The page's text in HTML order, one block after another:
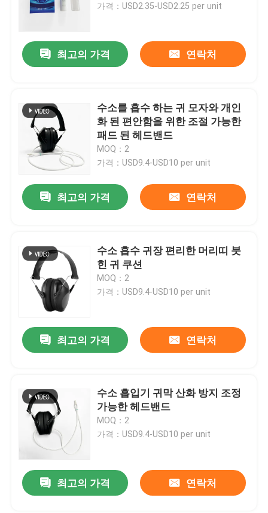
가격：USD2.35-USD2.25 per unit
최고의 가격 연락처
수소를 흡수 하는 귀 모자와 개인
화 된 편안함을 위한 조절 가능한
패드 된 헤드밴드
MOQ：2
가격：USD9.4-USD10 per unit
최고의 가격 연락처
수소 흡수 귀장 편리한 머리띠 붓
힌 귀 쿠션
MOQ：2
가격：USD9.4-USD10 per unit
최고의 가격 연락처
수소 흡입기 귀막 산화 방지 조정
가능한 헤드밴드
MOQ：2
가격：USD9.4-USD10 per unit
최고의 가격 연락처